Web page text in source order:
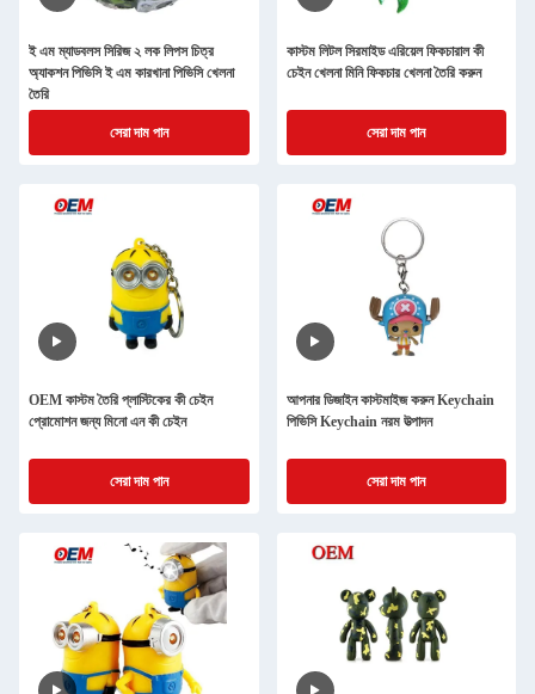
ই এম ম্যাডবলস সিরিজ ২ লক লিপস চিত্র
অ্যাকশন পিভিসি ই এম কারখানা পিভিসি খেলনা
তৈরি
সেরা দাম পান
কাস্টম লিটল সিরমাইড এরিয়েল ফিকচারাল কী
চেইন খেলনা মিনি ফিকচার খেলনা তৈরি করুন
সেরা দাম পান
OEM কাস্টম তৈরি প্লাস্টিকের কী চেইন
প্রোমোশন জন্য মিনো এন কী চেইন
সেরা দাম পান
আপনার ডিজাইন কাস্টমাইজ করুন Keychain
পিভিসি Keychain নরম উত্পাদন
সেরা দাম পান